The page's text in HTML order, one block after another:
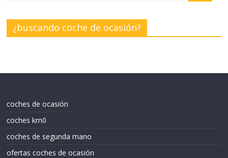
¿buscando coche de ocasión?
coches de ocasión
coches km0
coches de segunda mano
ofertas coches de ocasión